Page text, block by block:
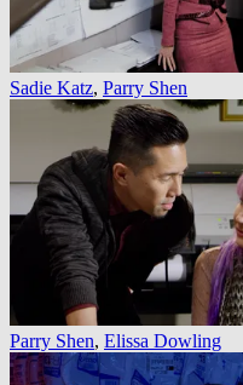
Sadie Katz, Parry Shen
Parry Shen, Elissa Dowling